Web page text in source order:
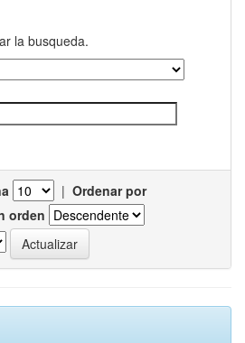
la busqueda.
| Ordenar por
orden